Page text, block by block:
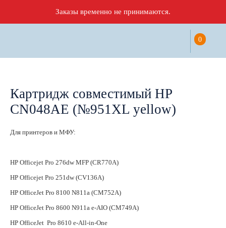
Заказы временно не принимаются.
0
Картридж совместимый HP
CN048AE (№951XL yellow)
Для принтеров и МФУ:
HP Officejet Pro 276dw MFP (CR770A)
HP Officejet Pro 251dw (CV136A)
HP OfficeJet Pro 8100 N811a (CM752A)
HP OfficeJet Pro 8600 N911a e-AIO (CM749A)
HP OfficeJet Pro 8610 e-All-in-One